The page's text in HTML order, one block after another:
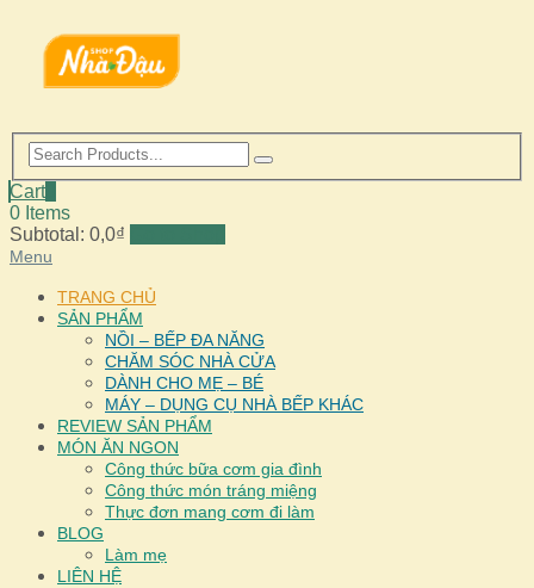
Cart
0 Items
Subtotal: 0,0₫
Menu
TRANG CHỦ
SẢN PHẨM
NỒI – BẾP ĐA NĂNG
CHĂM SÓC NHÀ CỬA
DÀNH CHO MẸ – BÉ
MÁY – DỤNG CỤ NHÀ BẾP KHÁC
REVIEW SẢN PHẨM
MÓN ĂN NGON
Công thức bữa cơm gia đình
Công thức món tráng miệng
Thực đơn mang cơm đi làm
BLOG
Làm mẹ
LIÊN HỆ